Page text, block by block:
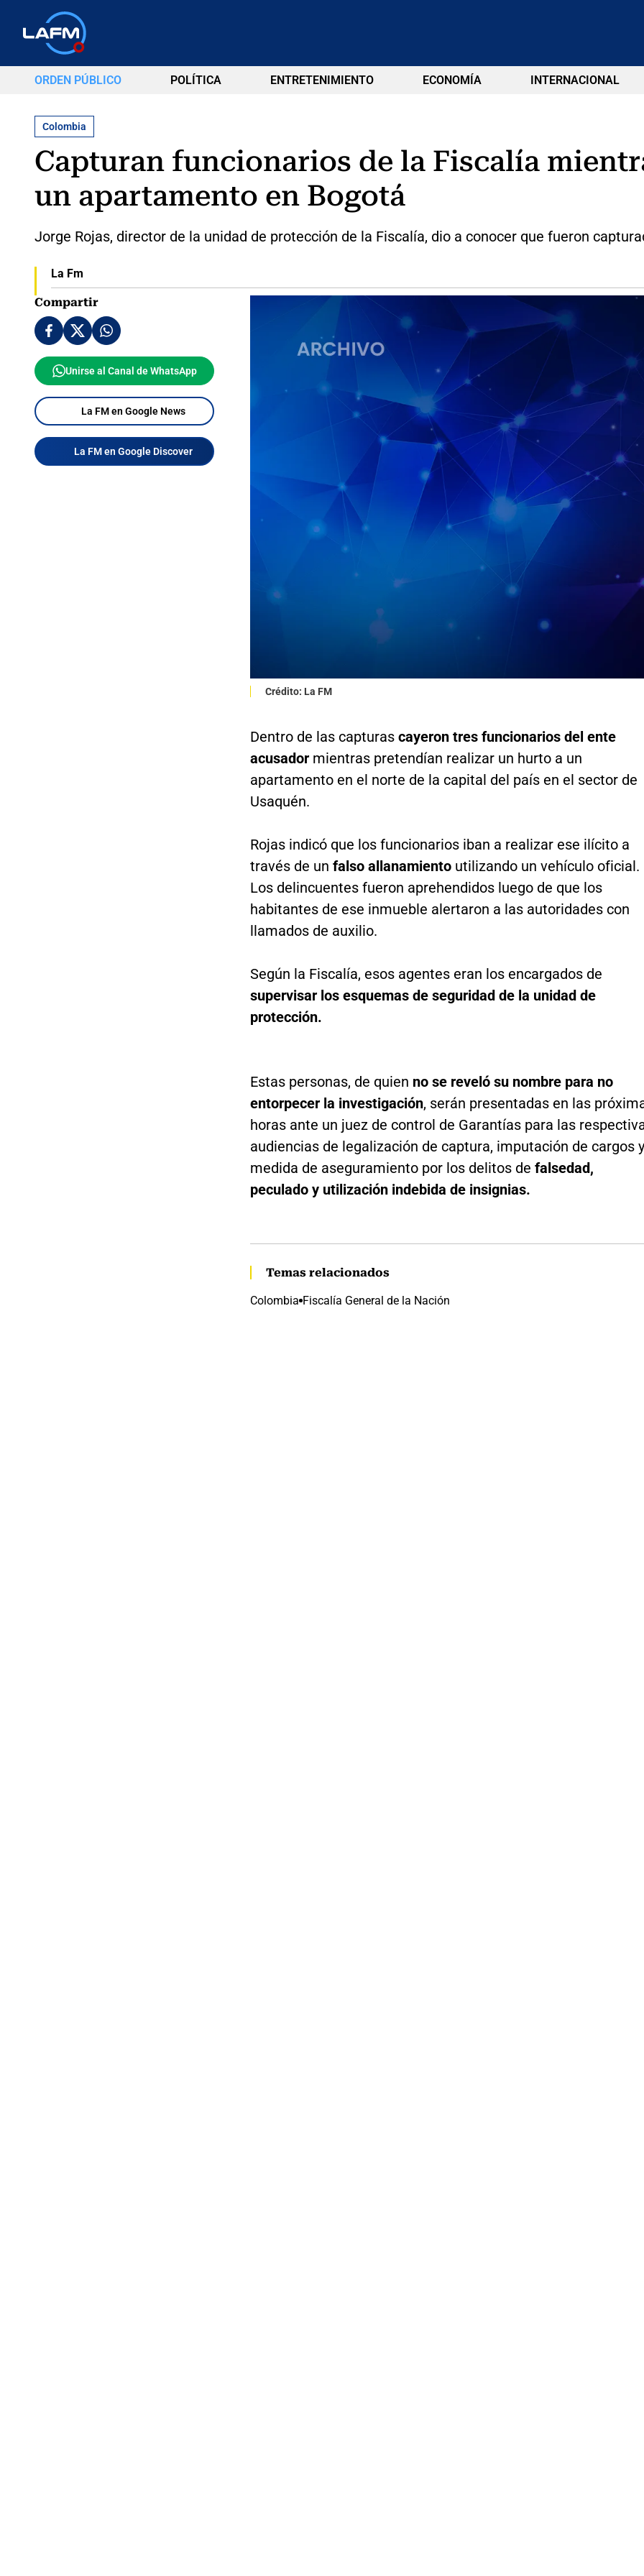
ORDEN PÚBLICO POLÍTICA ENTRETENIMIENTO ECONOMÍA INTERNACIONAL
Colombia
Capturan funcionarios de la Fiscalía
un apartamento en Bogotá
Jorge Rojas, director de la unidad de protección de la Fiscalía, dio a conocer que fueron
La Fm
Compartir
Unirse al Canal de WhatsApp
La FM en Google News
La FM en Google Discover
Crédito: La FM
Dentro de las capturas cayeron tres funcionarios del ente
acusadormientras pretendían realizar un hurto a un
apartamento en el norte de la capital del país en el sector de
Usaquén.
Rojas indicó que los funcionarios iban a realizar ese ilícito a
través de un falso allanamientoutilizando un vehículo oficial.
Los delincuentes fueron aprehendidos luego de que los
habitantes de ese inmueble alertaron a las autoridades con
llamados de auxilio.
Según la Fiscalía, esos agentes eran los encargados de
supervisar los esquemas de seguridad de la unidad de
protección.
Estas personas, de quien no se reveló su nombre para no
entorpecer la investigación, serán presentadas en las
horas ante un juez de control de Garantías para las
audiencias de legalización de captura, imputación de cargos y
medida de aseguramiento por los delitos de falsedad,
peculado y utilización indebida de insignias.
Temas relacionados
Colombia Fiscalía General de la Nación